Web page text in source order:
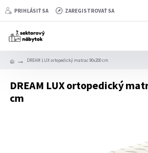
PRIHLÁSIŤ SA ZAREGISTROVAŤ SA
DREAM LUX ortopedický matrac 90x200 cm
DREAM LUX ortopedický
cm